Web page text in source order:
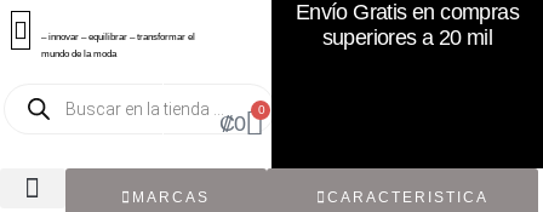
– innovar – equilibrar – transformar el
mundo de la moda
₡0
0
Envío Gratis en compras
superiores a 20 mil
MARCAS CARACTERISTICA